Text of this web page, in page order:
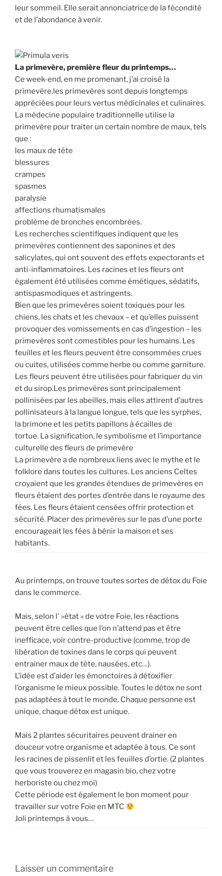
leur sommeil. Elle serait annonciatrice de la fécondité
et de l’abondance à venir.
La primevère, première fleur du printemps…
Ce week-end, en me promenant, j’ai croisé la
primevère.les primevères sont depuis longtemps
appréciées pour leurs vertus médicinales et culinaires.
La médecine populaire traditionnelle utilise la
primevère pour traiter un certain nombre de maux, tels
que :
les maux de tête
blessures
crampes
spasmes
paralysie
affections rhumatismales
problème de bronches encombrées.
Les recherches scientifiques indiquent que les
primevères contiennent des saponines et des
salicylates, qui ont souvent des effets expectorants et
anti-inflammatoires. Les racines et les fleurs ont
également été utilisées comme émétiques, sédatifs,
antispasmodiques et astringents.
Bien que les primevères soient toxiques pour les
chiens, les chats et les chevaux – et qu’elles puissent
provoquer des vomissements en cas d’ingestion – les
primevères sont comestibles pour les humains. Les
feuilles et les fleurs peuvent être consommées crues
ou cuites, utilisées comme herbe ou comme garniture.
Les fleurs peuvent être utilisées pour fabriquer du vin
et du sirop.Les primevères sont principalement
pollinisées par les abeilles, mais elles attirent d’autres
pollinisateurs à la langue longue, tels que les syrphes,
la brimone et les petits papillons à écailles de
tortue. La signification, le symbolisme et l’importance
culturelle des fleurs de primevère
La primevère a de nombreux liens avec le mythe et le
folklore dans toutes les cultures. Les anciens Celtes
croyaient que les grandes étendues de primevères en
fleurs étaient des portes d’entrée dans le royaume des
fées. Les fleurs étaient censées offrir protection et
sécurité. Placer des primevères sur le pas d’une porte
encourageait les fées à bénir la maison et ses
habitants.
Au printemps, on trouve toutes sortes de détox du Foie
dans le commerce.
Mais, selon l' »état » de votre Foie, les réactions
peuvent être celles que l’on n’attend pas et être
inefficace, voir contre-productive (comme, trop de
libération de toxines dans le corps qui peuvent
entrainer maux de tête, nausées, etc…).
L’idée est d’aider les émonctoires à détoxifier
l’organisme le mieux possible. Toutes le détox ne sont
pas adaptées à tout le monde. Chaque personne est
unique, chaque détox est unique.
Mais 2 plantes sécuritaires peuvent drainer en
douceur votre organisme et adaptée à tous. Ce sont
les racines de pissenlit et les feuilles d’ortie. (2 plantes
que vous trouverez en magasin bio, chez votre
herboriste ou chez moi)
Cette période est également le bon moment pour
travailler sur votre Foie en MTC
Joli printemps à vous…
Laisser un commentaire